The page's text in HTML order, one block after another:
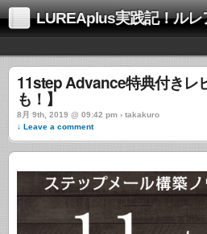
LUREAplus実践記！ルレアプラス
11step Advance特典付きレ
も！】
8月 9th, 2019 @ 09:42 pm › takakuro
↓ Leave a comment